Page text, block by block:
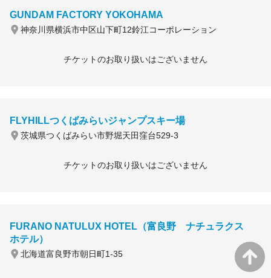
GUNDAM FACTORY YOKOHAMA
神奈川県横浜市中区山下町12鈴江コーポレーション
チケットのお取り扱いはございません
FLYHILLつくばみらいジャンプスキー場
茨城県つくばみらい市野堀天田窪台529-3
チケットのお取り扱いはございません
FURANO NATULUX HOTEL（富良野 ナチュラクス
ホテル）
北海道富良野市朝日町1-35